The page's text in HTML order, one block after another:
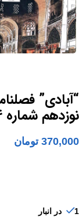
“آبادی”
نوزدهم شماره 64
370,000 تومان
1 در انبار